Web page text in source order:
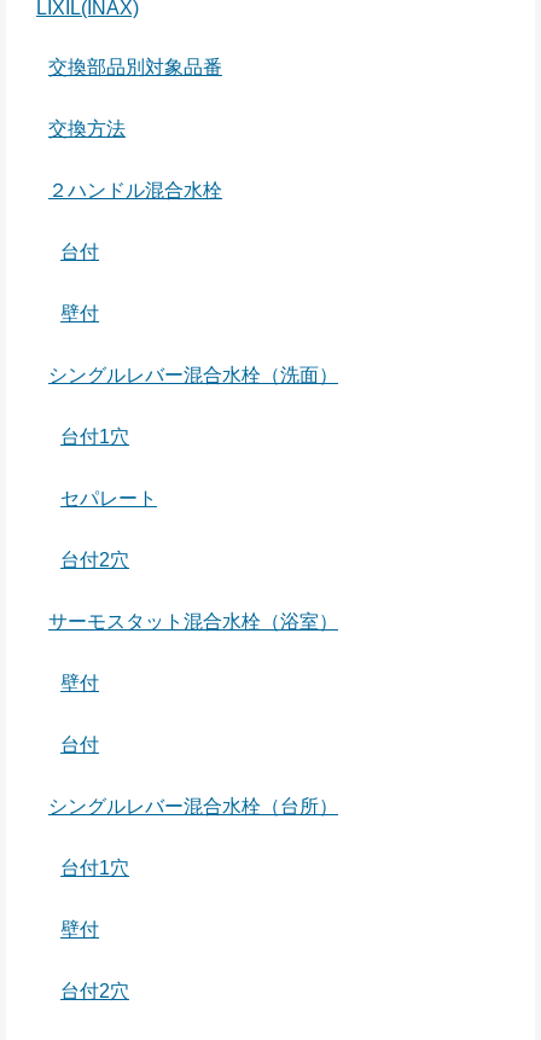
LIXIL(INAX)
交換部品別対象品番
交換方法
２ハンドル混合水栓
台付
壁付
シングルレバー混合水栓（洗面）
台付1穴
セパレート
台付2穴
サーモスタット混合水栓（浴室）
壁付
台付
シングルレバー混合水栓（台所）
台付1穴
壁付
台付2穴